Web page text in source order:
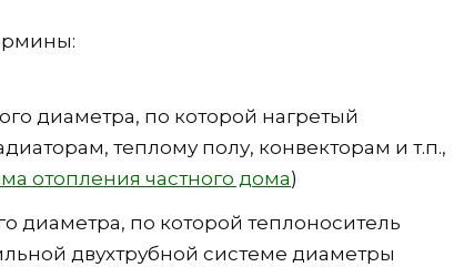
диаметра, по которой нагретый
теплому полу, конвекторам и т.п.,
отопления частного дома)
диаметра, по которой теплоноситель
двухтрубной системе диаметры